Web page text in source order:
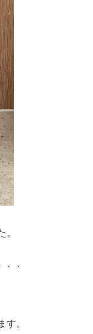
。
、、
す。